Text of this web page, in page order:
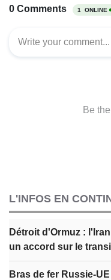
L'INFOS EN
Détroit d'Ormuz :
un accord sur le
Bras de fer Russie-